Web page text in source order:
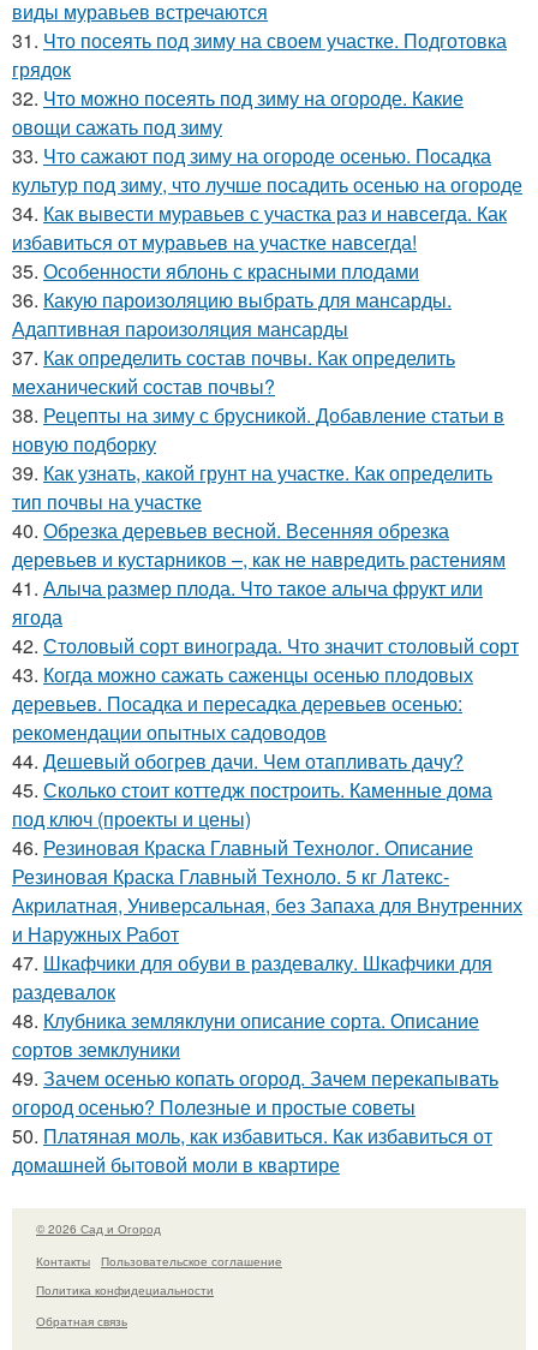
виды муравьев встречаются
31. Что посеять под зиму на своем участке. Подготовка
грядок
32. Что можно посеять под зиму на огороде. Какие
овощи сажать под зиму
33. Что сажают под зиму на огороде осенью. Посадка
культур под зиму, что лучше посадить осенью на огороде
34. Как вывести муравьев с участка раз и навсегда. Как
избавиться от муравьев на участке навсегда!
35. Особенности яблонь с красными плодами
36. Какую пароизоляцию выбрать для мансарды.
Адаптивная пароизоляция мансарды
37. Как определить состав почвы. Как определить
механический состав почвы?
38. Рецепты на зиму с брусникой. Добавление статьи в
новую подборку
39. Как узнать, какой грунт на участке. Как определить
тип почвы на участке
40. Обрезка деревьев весной. Весенняя обрезка
деревьев и кустарников –, как не навредить растениям
41. Алыча размер плода. Что такое алыча фрукт или
ягода
42. Столовый сорт винограда. Что значит столовый сорт
43. Когда можно сажать саженцы осенью плодовых
деревьев. Посадка и пересадка деревьев осенью:
рекомендации опытных садоводов
44. Дешевый обогрев дачи. Чем отапливать дачу?
45. Сколько стоит коттедж построить. Каменные дома
под ключ (проекты и цены)
46. Резиновая Краска Главный Технолог. Описание
Резиновая Краска Главный Техноло. 5 кг Латекс-
Акрилатная, Универсальная, без Запаха для Внутренних
и Наружных Работ
47. Шкафчики для обуви в раздевалку. Шкафчики для
раздевалок
48. Клубника земляклуни описание сорта. Описание
сортов земклуники
49. Зачем осенью копать огород. Зачем перекапывать
огород осенью? Полезные и простые советы
50. Платяная моль, как избавиться. Как избавиться от
домашней бытовой моли в квартире
© 2026 Сад и Огород
Контакты
Пользовательское соглашение
Политика конфидециальности
Обратная связь